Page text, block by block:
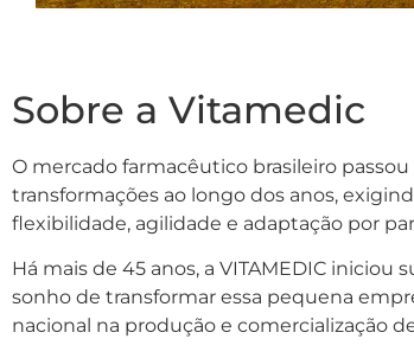
Sobre a Vitamedic
O mercado farmacêutico brasileiro
transformações ao longo dos anos,
flexibilidade, agilidade e adaptação por
Há mais de 45 anos, a VITAMEDIC iniciou
sonho de transformar essa pequena
nacional na produção e comercialização